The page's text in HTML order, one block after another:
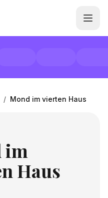
/ Mond im vierten Haus
im
Haus